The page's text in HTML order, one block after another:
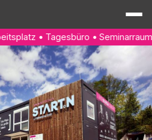
• Seminarraum • Podcaststudio